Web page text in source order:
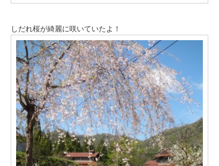
しだれ桜が綺麗に咲いていたよ！